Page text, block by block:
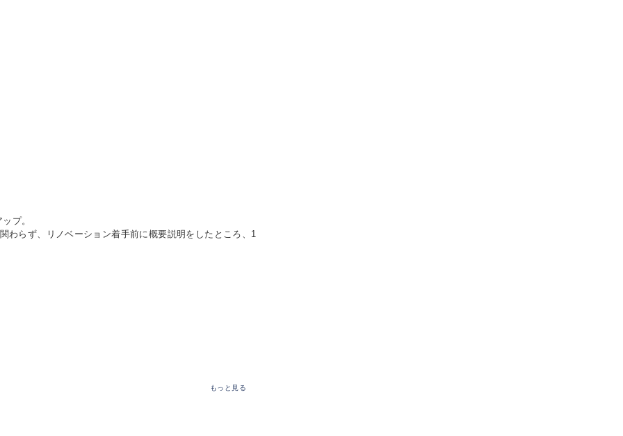
プ。
わらず、リノベーション着手前に概要説明をしたところ、1
もっと見る